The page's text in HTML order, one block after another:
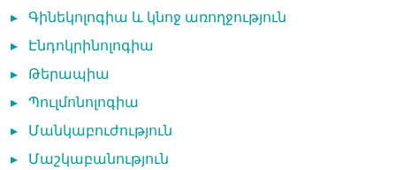
▸ Գինեկոլոգիա և կնոջ առողջություն
▸ Էնդոկրինոլոգիա
▸ Թերապիա
▸ Պուլմոնոլոգիա
▸ Մանկաբուժություն
▸ Մաշկաբանություն